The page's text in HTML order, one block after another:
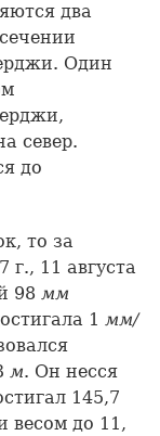
два
Один
север.
до
то за
г., 11 августа
98 мм
1 мм/
м. Он несся
145,7
весом до 11,